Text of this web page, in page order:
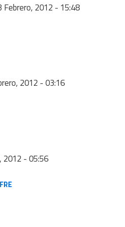
Febrero, 2012 - 15:48
2012 - 03:16
2012 - 05:56